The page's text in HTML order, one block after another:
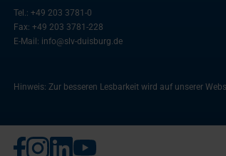
Tel.: +49 203 3781-0
Fax: +49 203 3781-228
E-Mail: info@slv-duisburg.de
Hinweis: Zur besseren Lesbarkeit wird auf unserer